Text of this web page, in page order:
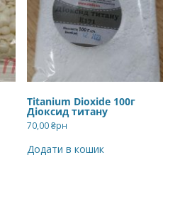
Titanium Dioxide 100г
Діоксид титану
70,00₴рн
Додати в кошик